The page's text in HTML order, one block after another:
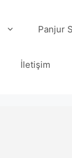
Panjur
İletişim